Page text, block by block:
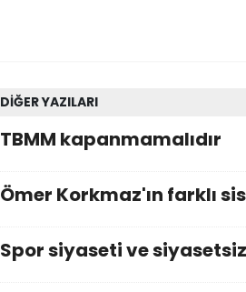
DİĞER YAZILARI
TBMM kapanmamalıdır
Ömer Korkmaz'ın farklı
Spor siyaseti ve